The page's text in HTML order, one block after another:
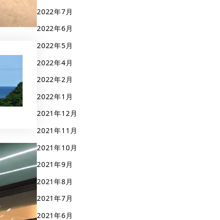
2022年7月
2022年6月
2022年5月
2022年4月
2022年2月
2022年1月
2021年12月
2021年11月
2021年10月
2021年9月
2021年8月
2021年7月
2021年6月